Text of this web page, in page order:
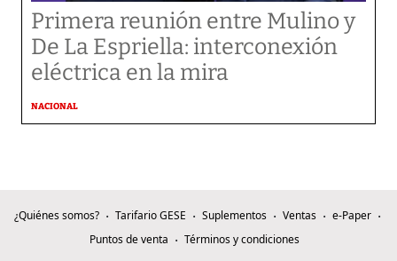
Primera reunión entre Mulino y
De La Espriella: interconexión
eléctrica en la mira
NACIONAL
¿Quiénes somos? Tarifario GESE Suplementos Ventas
e-Paper
Puntos de venta
Términos y condiciones